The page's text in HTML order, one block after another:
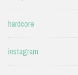
hardcore
instagram